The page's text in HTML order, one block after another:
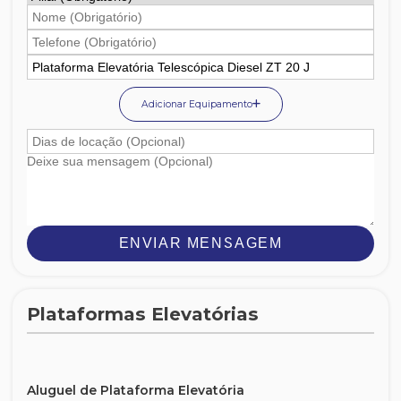
Adicionar Equipamento
ENVIAR MENSAGEM
Plataformas Elevatórias
Aluguel de Plataforma Elevatória